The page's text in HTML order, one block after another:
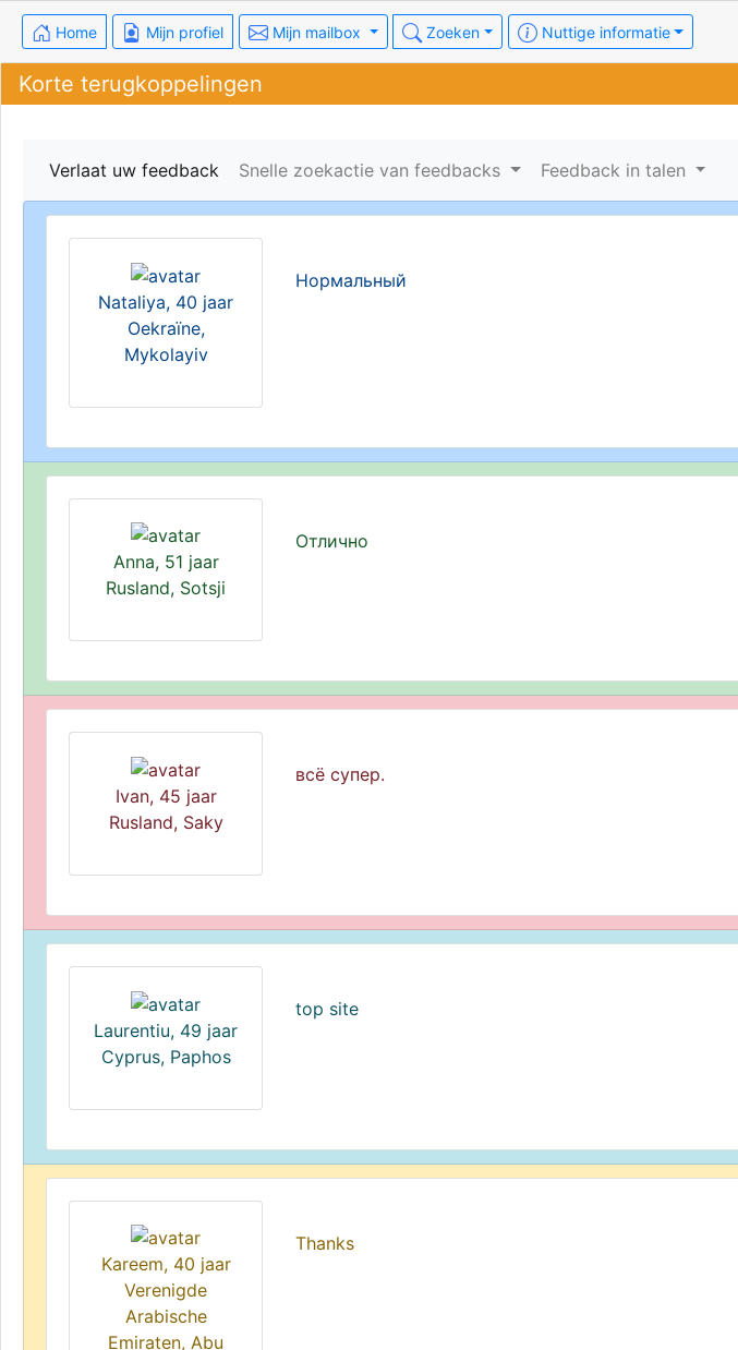
Home Mijn profiel Mijn mailbox Zoeken Nuttige informatie
Korte terugkoppelingen
Verlaat uw feedback Snelle zoekactie van feedbacks Feedback in talen
Nataliya, 40 jaar
Oekraïne,
Mykolayiv
Нормальный
Anna, 51 jaar
Rusland, Sotsji
Отлично
Ivan, 45 jaar
Rusland, Saky
всё супер.
Laurentiu, 49 jaar
Cyprus, Paphos
top site
Kareem, 40 jaar
Verenigde
Arabische
Emiraten, Abu
Thanks